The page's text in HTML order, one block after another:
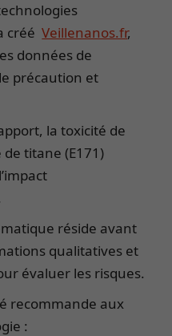
crééVeillenanos.fr,
données de
précaution et
la toxicité de
titane (E171)
réside avant
qualitatives et
évaluer les risques.
recommande aux
: